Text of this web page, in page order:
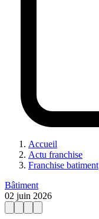
Accueil
Actu franchise
Franchise batiment
Bâtiment
02 juin 2026